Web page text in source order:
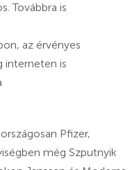
Továbbra is
az érvényes
interneten is
Pfizer,
még Szputnyik